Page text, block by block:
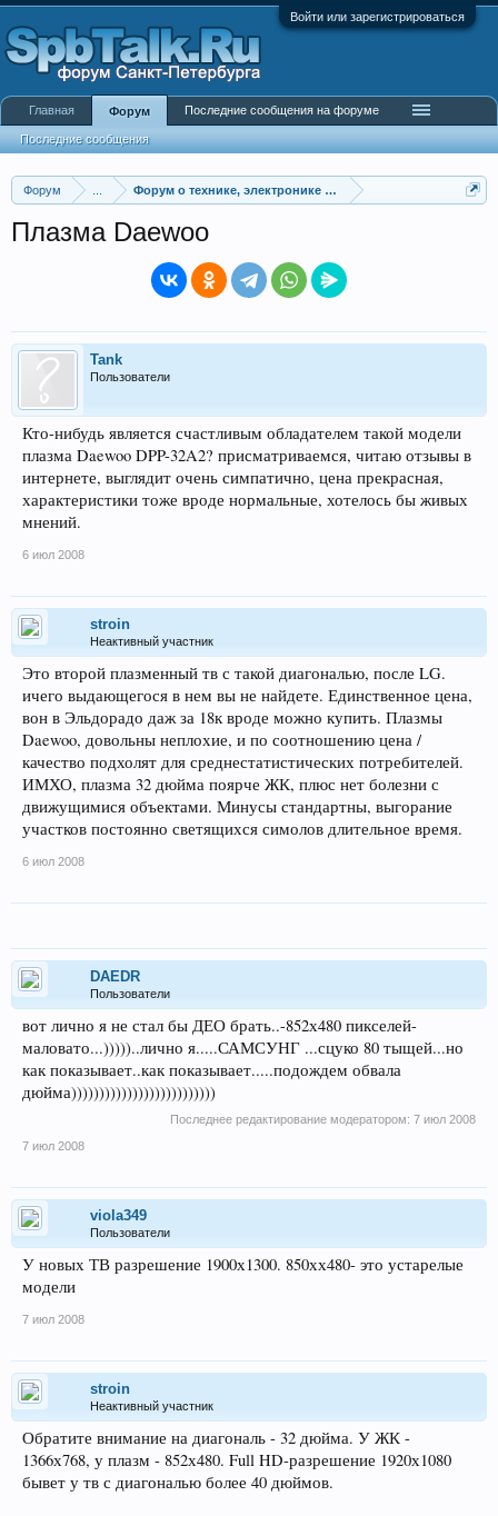
Войти или зарегистрироваться
Форум Форум о технике, электронике и гаджетах
Плазма Daewoo
Tank
Пользователи
Кто-нибудь является счастливым обладателем такой модели
плазма Daewoo DPP-32A2? присматриваемся, читаю отзывы в
интернете, выглядит очень симпатично, цена прекрасная,
характеристики тоже вроде нормальные, хотелось бы живых
мнений.
6 июл 2008
stroin
Неактивный участник
Это второй плазменный тв с такой диагональю, после LG.
ичего выдающегося в нем вы не найдете. Единственное цена,
вон в Эльдорадо даж за 18к вроде можно купить. Плазмы
Daewoo, довольны неплохие, и по соотношению цена /
качество подхолят для среднестатистических потребителей.
ИМХО, плазма 32 дюйма поярче ЖК, плюс нет болезни с
движущимися объектами. Минусы стандартны, выгорание
участков постоянно светящихся симолов длительное время.
6 июл 2008
DAEDR
Пользователи
вот лично я не стал бы ДЕО брать..-852х480 пикселей-
маловато...)))))..лично я.....САМСУНГ ...сцуко 80 тыщей...но
как показывает..как показывает.....подождем обвала
дюйма))))))))))))))))))))))))))
Последнее редактирование модератором: 7 июл 2008
7 июл 2008
viola349
Пользователи
У новых ТВ разрешение 1900х1300. 850хх480- это устарелые
модели
7 июл 2008
stroin
Неактивный участник
Обратите внимание на диагональ - 32 дюйма. У ЖК -
1366х768, у плазм - 852х480. Full HD-разрешение 1920х1080
бывет у тв с диагональю более 40 дюймов.
Главная Форум
Последние сообщения
Последние сообщения на форуме